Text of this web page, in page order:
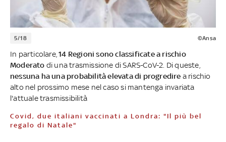
5/18 ©Ansa
In particolare,14 Regioni sono classificate a rischio
Moderato di una trasmissione di SARS-CoV-2. Di queste,
nessuna ha una probabilità elevata di progredire a rischio
alto nel prossimo mese nel caso si mantenga invariata
l'attuale trasmissibilità
Covid, due italiani vaccinati a Londra: "Il più bel
regalo di Natale"